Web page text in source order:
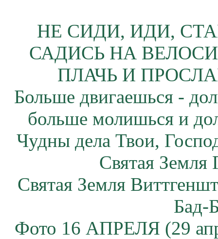
НЕ СИДИ, ИДИ,
САДИСЬ НА
ПЛАЧЬ И
Больше двигаешься -
больше молишься и
Чудны дела Твои,
Святая
Святая Земля
Бад-
Фото 16 АПРЕЛЯ (29